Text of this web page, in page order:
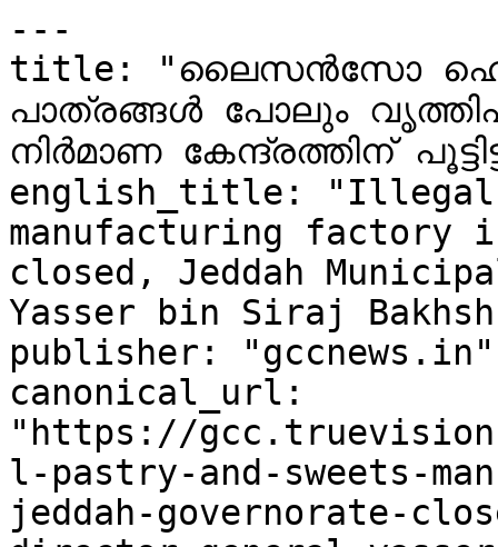
---
title: "ലൈസൻസോ
പാത്രങ്ങൾ പോലും
നിർമാണ കേന്ദ്രത്തിന്
english_title: "Illegal
manufacturing factory
closed, Jeddah
Yasser bin Siraj
publisher: "gccnews.in"
canonical_url:
"https://
l-pastry-and-sweets-
jeddah-governorate-